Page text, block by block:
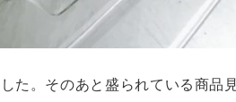
た。そのあと盛られている商品